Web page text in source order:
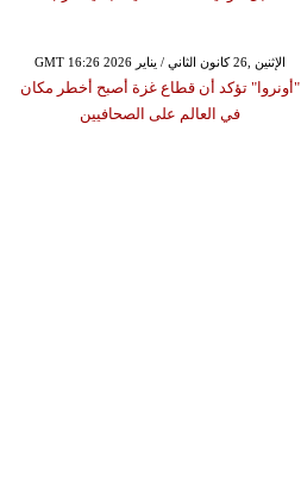
GMT 16:26 2026 الإثنين ,26 كانون الثاني / يناير
"أونروا" تؤكد أن قطاع غزة أصبح أخطر مكان
في العالم على الصحافيين